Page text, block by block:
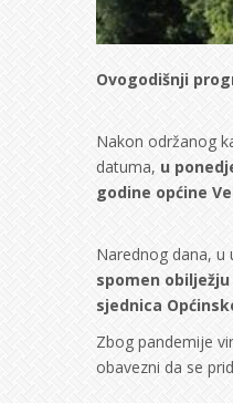
Ovogodišnji
Nakon održanog
datuma, u
godine općine
Narednog dana, u
spomen
sjednica
Zbog pandemije
obavezni da se